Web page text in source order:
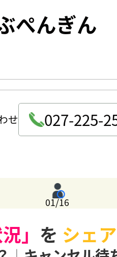
ぺんぎん
せ 027-225-
01/16
」 を シェ